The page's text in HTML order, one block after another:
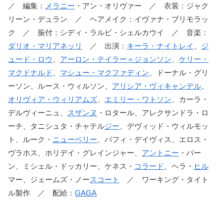
／ 編集： メラニー ・アン・オリヴァー ／ 衣装：ジャク
リーン・デュラン ／ ヘアメイク：イヴァナ・プリモラッ
ク ／ 振付：シディ・ラルビ・シェルカウイ ／ 音楽：
ダリオ・マリアネッリ
／ 出演： キーラ・ナイトレイ
ジ
ュード・ロウ
アーロン・テイラー＝ジョンソン
ケリー・
マクドナルド
マシュー・マクファディン 、ドーナル・グリ
ーソン、ルース・ウィルソン、 アリシア・ヴィキャンデル
オリヴィア・ウィリアムズ
エミリー・ワトソン 、カーラ・
デルヴィーニュ、
スザンヌ ・ロタール、アレクサンドラ・ロ
ーチ、タニシュタ・チャテルジー 、デヴィッド・ウィルモッ
ト、ルーク・ ニューベリー 、バフィ・デイヴィス、エロス・
ヴラホス、ホリデイ・グレインジャー、 アントニー ・バー
ン、ミシェル・ドッカリー、ケネス・ コラード 、ヘラ・ ヒル
マー、ジェームズ・ノースコート
／ ワーキング・タイト
ル製作 ／ 配給： GAGA